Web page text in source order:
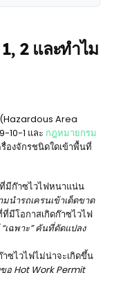
2 และทำไม
Area
10-1 และ กฎหมายกรม
องจักรชนิดใดเข้าพื้นที่
มีก๊าซไวไฟหนาแน่น
มนำรถเครนเข้าเด็ดขาด
มีโอกาสเกิดก๊าซไวไฟ
“เฉพาะ” คันที่ดัดแปลง
ซไวไฟไม่น่าจะเกิดขึ้น
อ Hot Work Permit